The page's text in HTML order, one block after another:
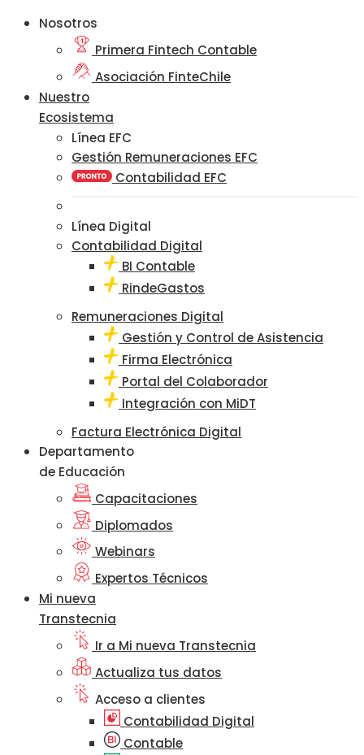
Nosotros
Primera Fintech Contable
Asociación FinteChile
Nuestro
Ecosistema
Línea EFC
Gestión Remuneraciones EFC
Contabilidad EFC
Línea Digital
Contabilidad Digital
BI Contable
RindeGastos
Remuneraciones Digital
Gestión y Control de Asistencia
Firma Electrónica
Portal del Colaborador
Integración con MiDT
Factura Electrónica Digital
Departamento
de Educación
Capacitaciones
Diplomados
Webinars
Expertos Técnicos
Mi nueva
Transtecnia
Ir a Mi nueva Transtecnia
Actualiza tus datos
Acceso a clientes
Contabilidad Digital
Contable